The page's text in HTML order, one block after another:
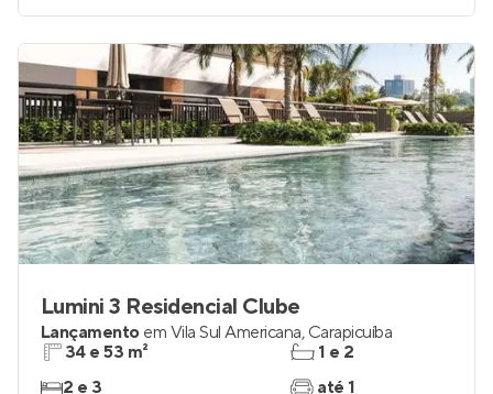
Lumini 3 Residencial Clube
Lançamento em Vila Sul Americana, Carapicuíba
34 e 53 m²
2 e 3
1 e 2
até 1